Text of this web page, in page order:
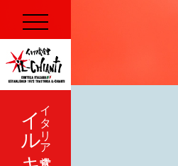
イタリア式食堂